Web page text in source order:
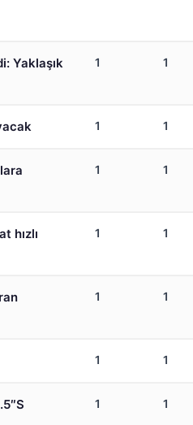
Yaklaşık
1 1
1 1
1 1
hızlı
1 1
1 1
1 1
1 1